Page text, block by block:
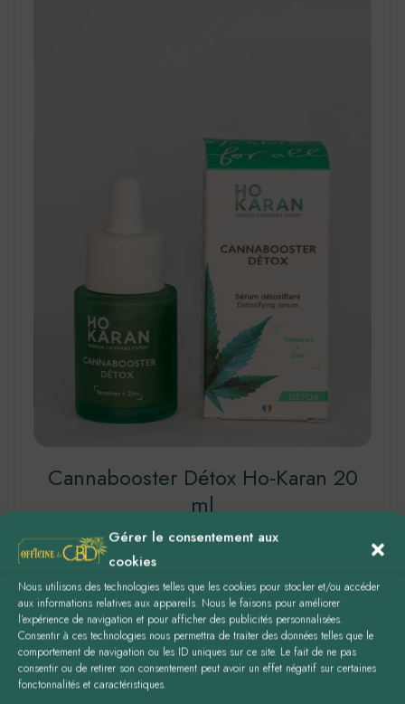
Gérer le consentement aux
cookies
Nous utilisons des technologies telles que les cookies pour stocker et/ou accéder
aux informations relatives aux appareils. Nous le faisons pour améliorer
l’expérience de navigation et pour afficher des publicités personnalisées.
Consentir à ces technologies nous permettra de traiter des données telles que le
comportement de navigation ou les ID uniques sur ce site. Le fait de ne pas
consentir ou de retirer son consentement peut avoir un effet négatif sur certaines
fonctonnalités et caractéristiques.
Cannabooster Détox Ho-Karan 20
ml
Sérum booster détox …
39,00€
LIRE LA SUITE